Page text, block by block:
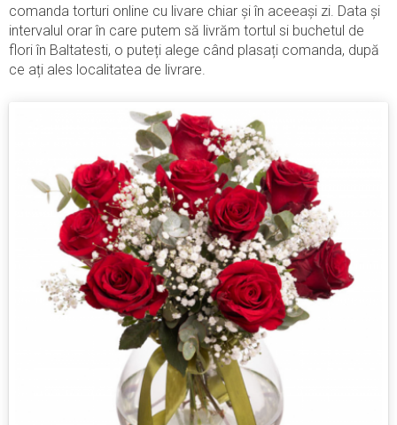
comanda torturi online cu livare chiar și în aceeași zi. Data și
intervalul orar în care putem să livrăm tortul si buchetul de
flori în Baltatesti, o puteți alege când plasați comanda, după
ce ați ales localitatea de livrare.